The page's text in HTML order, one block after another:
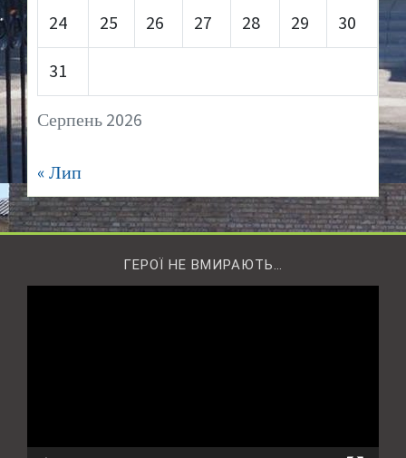
Серпень 2026
24 25 26 27 28 29 30
31
« Лип
ГЕРОЇ НЕ ВМИРАЮТЬ…